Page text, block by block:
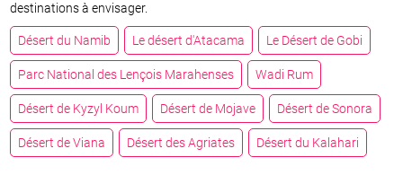
destinations à envisager.
Désert du Namib Le désert d'Atacama Le Désert de Gobi
Parc National des Lençois Marahenses Wadi Rum
Désert de Kyzyl Koum Désert de Mojave Désert de Sonora
Désert de Viana Désert des Agriates Désert du Kalahari